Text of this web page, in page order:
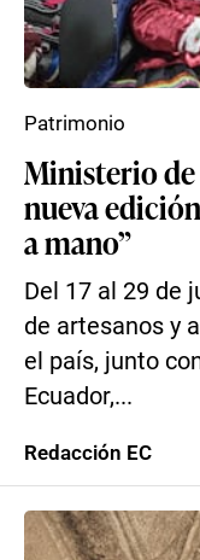
Ministerio
nueva
a mano”
Del 17 al 29 de
de artesanos y
el país, junto
Ecuador,...
Patrimonio
Redacción EC